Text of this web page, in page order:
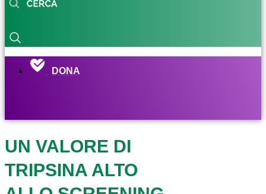
DONA
UN VALORE DI
TRIPSINA ALTO